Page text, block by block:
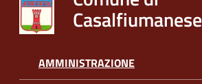
Casalfiumanese
AMMINISTRAZIONE